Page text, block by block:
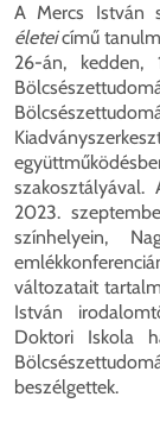
A Mercs István
életeicímű
26-án, kedden,
2023.
színhelyein,
változatait
István
Doktori Iskola
beszélgettek.